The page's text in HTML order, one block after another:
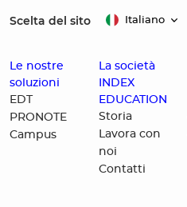
Scelta del sito Italiano
Le nostre
soluzioni
EDT
PRONOTE
Campus
La società
INDEX
EDUCATION
Storia
Lavora con
noi
Contatti